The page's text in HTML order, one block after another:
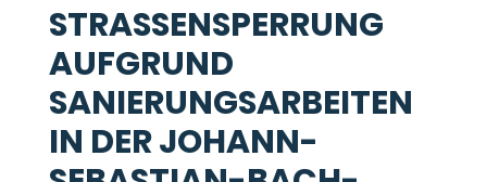
STRASSENSPERRUNG A
UFGRUND S
ANIERUNGSARBEITEN I
N DER JOHANN-S